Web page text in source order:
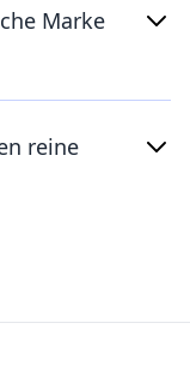
Marke
reine